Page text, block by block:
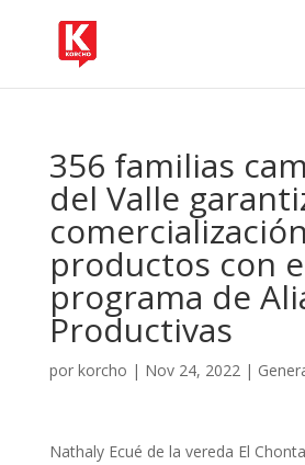
356 familias
del Valle
productos con
programa de
Productivas
por korcho | Nov 24, 2022|
Nathaly Ecué de la vereda El